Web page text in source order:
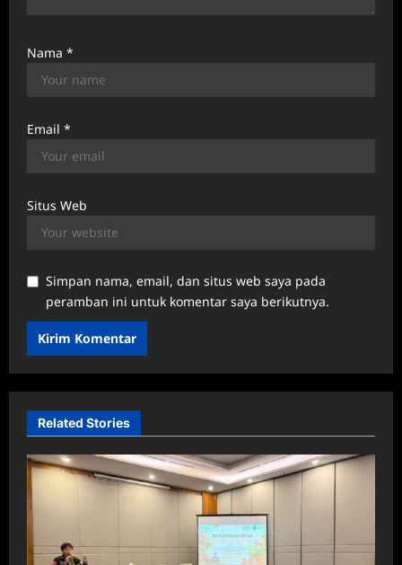
Nama *
Email *
Situs Web
Simpan nama, email, dan situs web saya pada
peramban ini untuk komentar saya berikutnya.
Related Stories